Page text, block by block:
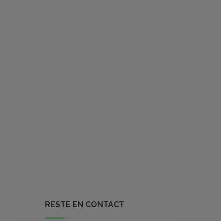
RESTE EN CONTACT